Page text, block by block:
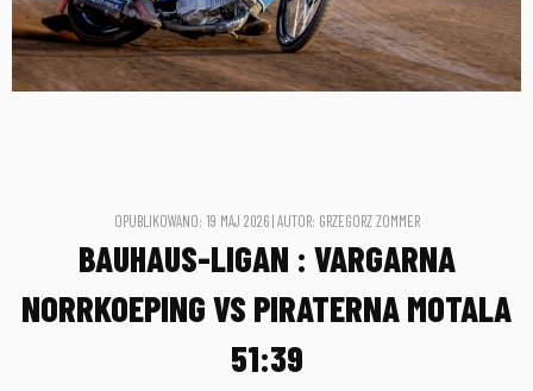
OPUBLIKOWANO: 19 MAJ 2026 | AUTOR: GRZEGORZ ZOMMER
BAUHAUS-LIGAN : VARGARNA
NORRKOEPING VS PIRATERNA MOTALA
51:39